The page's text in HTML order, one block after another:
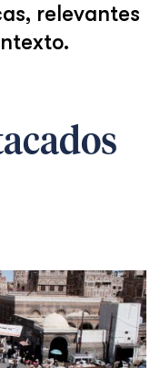
relevantes